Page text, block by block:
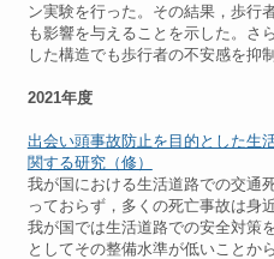
ン実験を行った。その結果，歩行
も影響を与えることを示した。さ
した構造でも歩行者の不安感を抑
2021年度
出会い頭事故防止を目的とした生
関する研究（修）
我が国における生活道路での交通
っておらず，多くの死亡事故は身
我が国では生活道路での安全対策
としてその整備水準が低いことか